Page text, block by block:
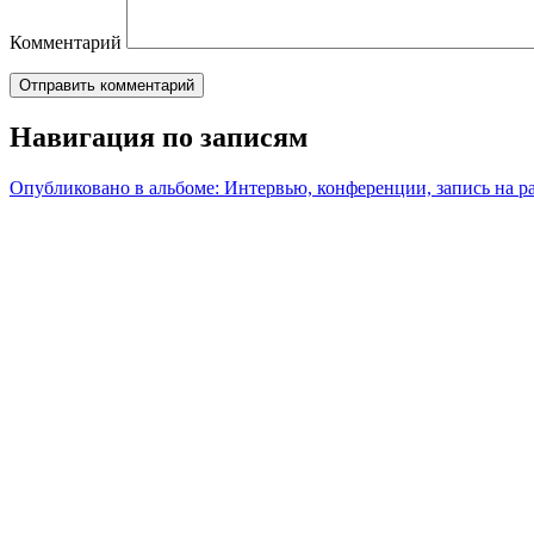
Комментарий
Навигация по записям
Опубликовано в альбоме: Интервью, конференции, запись на